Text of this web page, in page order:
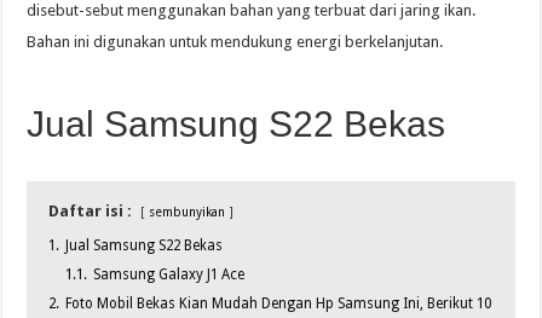
disebut-sebut menggunakan bahan yang terbuat dari jaring ikan.
Bahan ini digunakan untuk mendukung energi berkelanjutan.
Jual Samsung S22 Bekas
Daftar isi : sembunyikan
1. Jual Samsung S22 Bekas
1.1. Samsung Galaxy J1 Ace
2. Foto Mobil Bekas Kian Mudah Dengan Hp Samsung Ini, Berikut 10